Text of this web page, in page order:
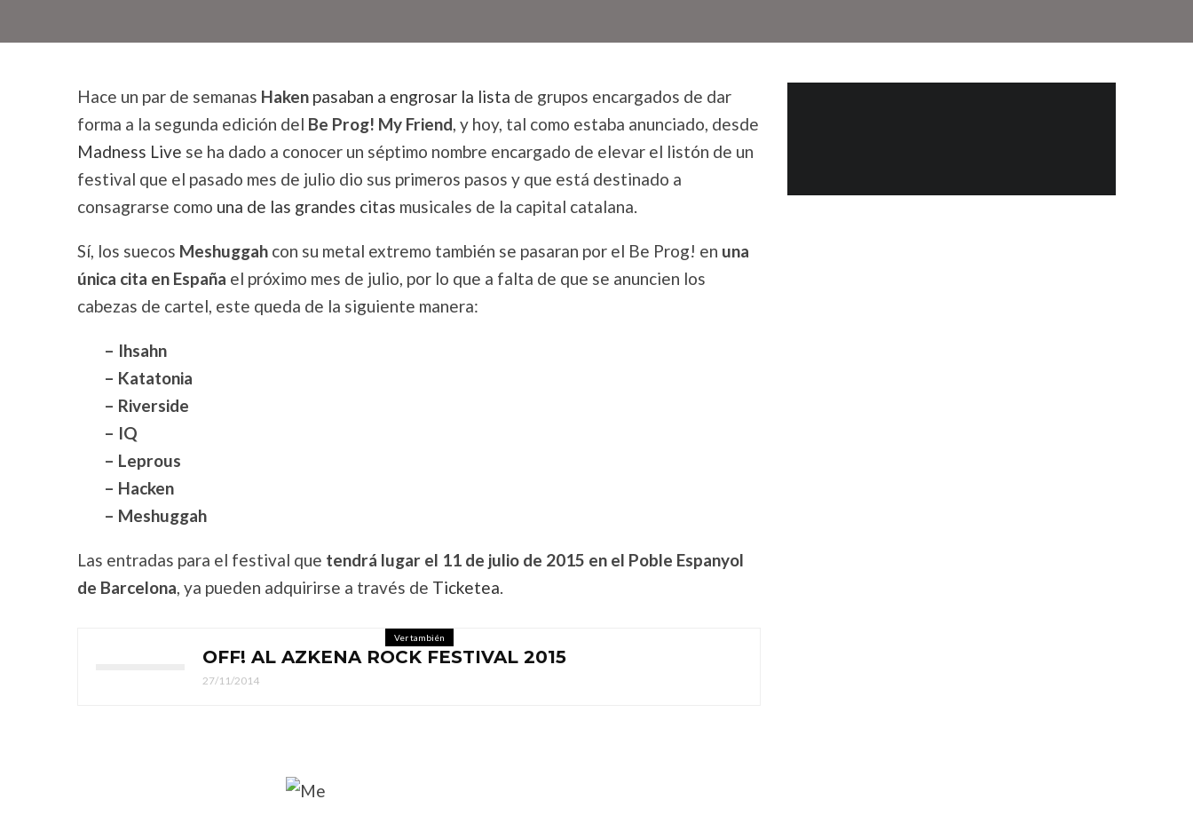
Hace un par de semanas Haken pasaban a engrosar la lista de grupos encargados de dar
forma a la segunda edición del Be Prog! My Friend, y hoy, tal como estaba anunciado, desde
Madness Live se ha dado a conocer un séptimo nombre encargado de elevar el listón de un
festival que el pasado mes de julio dio sus primeros pasos y que está destinado a
consagrarse como una de las grandes citas musicales de la capital catalana.
Sí, los suecos Meshuggah con su metal extremo también se pasaran por el Be Prog! en una
única cita en España el próximo mes de julio, por lo que a falta de que se anuncien los
cabezas de cartel, este queda de la siguiente manera:
– Ihsahn
– Katatonia
– Riverside
– IQ
– Leprous
– Hacken
– Meshuggah
Las entradas para el festival que tendrá lugar el 11 de julio de 2015 en el Poble Espanyol
de Barcelona, ya pueden adquirirse a través de Ticketea.
Ver también
OFF! AL AZKENA ROCK FESTIVAL 2015
27/11/2014